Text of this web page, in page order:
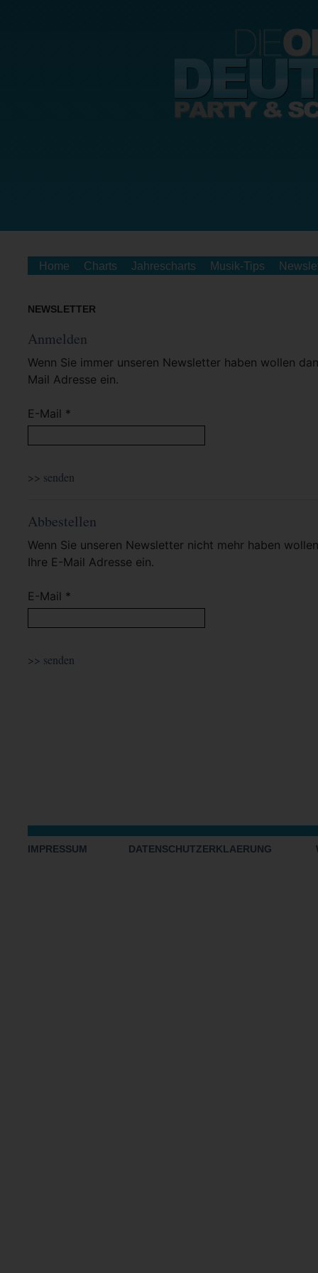
Home Charts Jahrescharts Musik-Tips
NEWSLETTER
Anmelden
Wenn Sie immer unseren Newsletter haben wollen
Mail Adresse ein.
E-Mail *
Abbestellen
Wenn Sie unseren Newsletter nicht mehr haben
Ihre E-Mail Adresse ein.
E-Mail *
IMPRESSUM DATENSCHUTZERKLAERUNG